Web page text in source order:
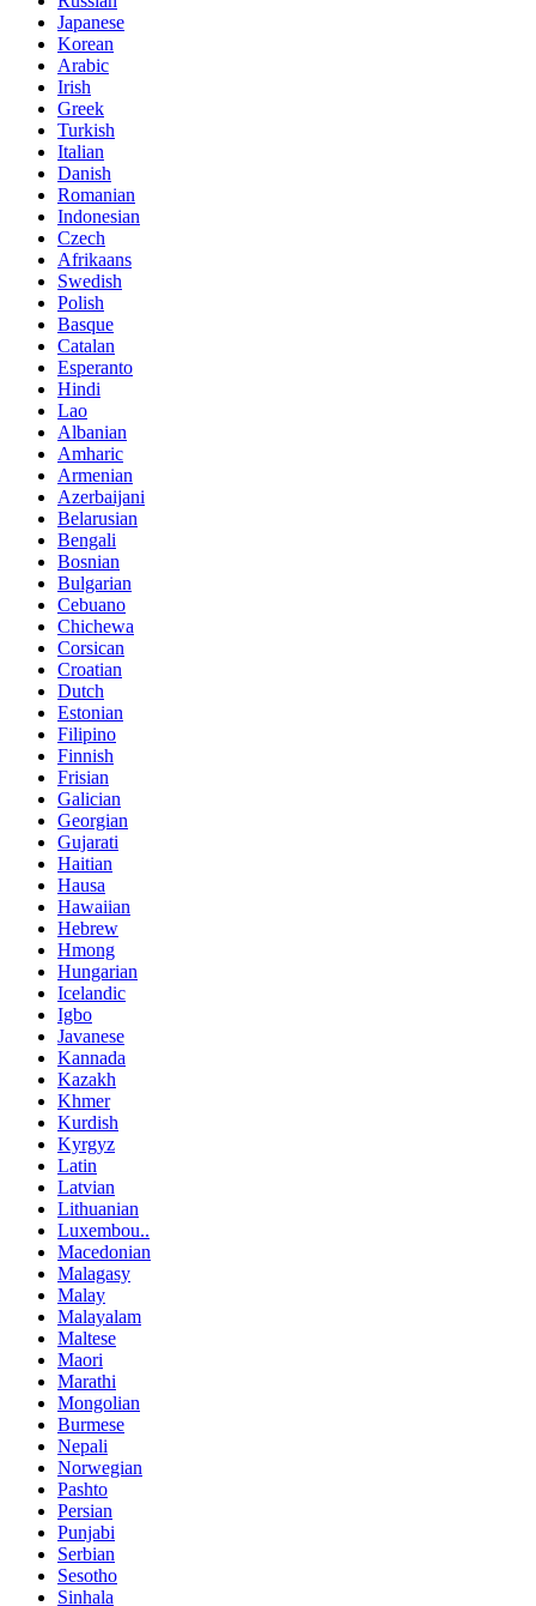
Japanese
Korean
Arabic
Irish
Greek
Turkish
Italian
Danish
Romanian
Indonesian
Czech
Afrikaans
Swedish
Polish
Basque
Catalan
Esperanto
Hindi
Lao
Albanian
Amharic
Armenian
Azerbaijani
Belarusian
Bengali
Bosnian
Bulgarian
Cebuano
Chichewa
Corsican
Croatian
Dutch
Estonian
Filipino
Finnish
Frisian
Galician
Georgian
Gujarati
Haitian
Hausa
Hawaiian
Hebrew
Hmong
Hungarian
Icelandic
Igbo
Javanese
Kannada
Kazakh
Khmer
Kurdish
Kyrgyz
Latin
Latvian
Lithuanian
Luxembou..
Macedonian
Malagasy
Malay
Malayalam
Maltese
Maori
Marathi
Mongolian
Burmese
Nepali
Norwegian
Pashto
Persian
Punjabi
Serbian
Sesotho
Sinhala